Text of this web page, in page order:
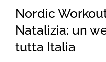
Nordic
Natalizia: un
tutta Italia